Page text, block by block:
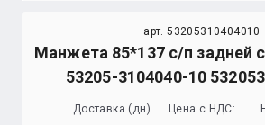
арт. 53205310404010
Манжета 85*137 с/п задней
53205-3104040-10
Доставка (дн) Цена с НДС: